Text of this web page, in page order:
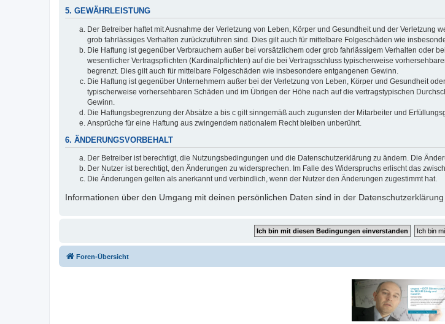
5. GEWÄHRLEISTUNG
Der Betreiber haftet mit Ausnahme der Verletzung von Leben, Körper und Gesundheit und der
grob fahrlässiges Verhalten zurückzuführen sind. Dies gilt auch für mittelbare Folgeschäden wie
Die Haftung ist gegenüber Verbrauchern außer bei vorsätzlichem oder grob fahrlässigem Verhalten oder
wesentlicher Vertragspflichten (Kardinalpflichten) auf die bei Vertragsschluss typischerweise
begrenzt. Dies gilt auch für mittelbare Folgeschäden wie insbesondere entgangenen Gewinn.
Die Haftung ist gegenüber Unternehmern außer bei der Verletzung von Leben, Körper und Gesundheit
typischerweise vorhersehbaren Schäden und im Übrigen der Höhe nach auf die vertragstypischen
Gewinn.
Die Haftungsbegrenzung der Absätze a bis c gilt sinngemäß auch zugunsten der Mitarbeiter und
Ansprüche für eine Haftung aus zwingendem nationalem Recht bleiben unberührt.
6. ÄNDERUNGSVORBEHALT
Der Betreiber ist berechtigt, die Nutzungsbedingungen und die Datenschutzerklärung zu ändern. Die
Der Nutzer ist berechtigt, den Änderungen zu widersprechen. Im Falle des Widerspruchs erlischt das
Die Änderungen gelten als anerkannt und verbindlich, wenn der Nutzer den Änderungen zugestimmt hat.
Informationen über den Umgang mit deinen persönlichen Daten sind in der
Foren-Übersicht